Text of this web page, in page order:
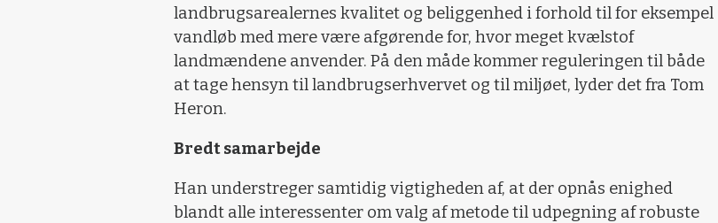
landbrugsarealernes kvalitet og beliggenhed i forhold til for eksempel
vandløb med mere være afgørende for, hvor meget kvælstof
landmændene anvender. På den måde kommer reguleringen til både
at tage hensyn til landbrugserhvervet og til miljøet, lyder det fra Tom
Heron.
Bredt samarbejde
Han understreger samtidig vigtigheden af, at der opnås enighed
blandt alle interessenter om valg af metode til udpegning af robuste